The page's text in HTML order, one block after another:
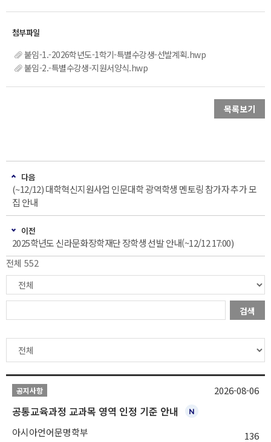
붙임-1.-2026학년도-1학기-특별수강생-선발계획.hwp
붙임-2.-특별수강생-지원서양식.hwp
목록보기
다음
(~12/12) 대학혁신지원사업 인문대학 광역학생 멘토링 참가자 추가 모
집 안내
이전
2025학년도 신라문화장학재단 장학생 선발 안내(~12/12 17:00)
전체 552
검색
공지사항
공통교육과정 교과목 영역 인정 기준 안내
아시아언어문명학부 136
2026-08-06